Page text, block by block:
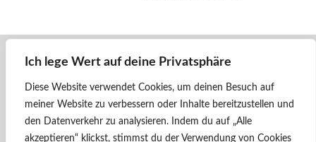
Ich lege Wert auf deine Privatsphäre
Diese Website verwendet Cookies, um deinen Besuch auf
meiner Website zu verbessern oder Inhalte bereitzustellen und
den Datenverkehr zu analysieren.
Indem du auf „Alle
akzeptieren“ klickst, stimmst du der Verwendung von Cookies
« Zurück
1044 255 - ÖBB
1044 290 - ÖBB